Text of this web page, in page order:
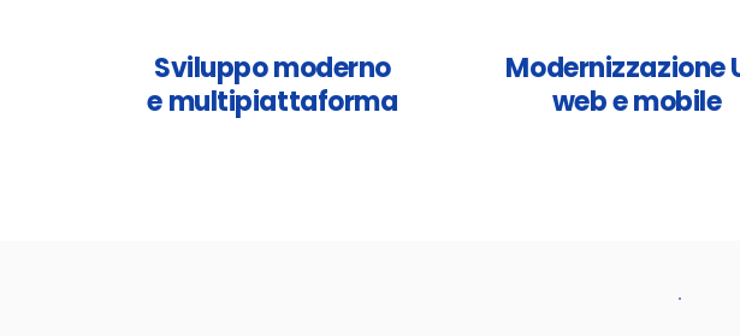
Sviluppo moderno
e multipiattaforma
Modernizzazione
web e mobile